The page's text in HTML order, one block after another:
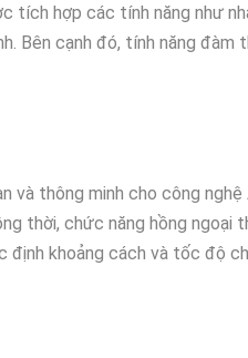
hợp các tính năng như
Bên cạnh đó, tính năng đàm
thông minh cho công
thời, chức năng hồng ngoại
khoảng cách và tốc độ